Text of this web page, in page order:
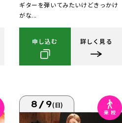
ギターを弾いてみたいけどきっかけ
がな...
申し込む 詳しく見る
8/9(日)